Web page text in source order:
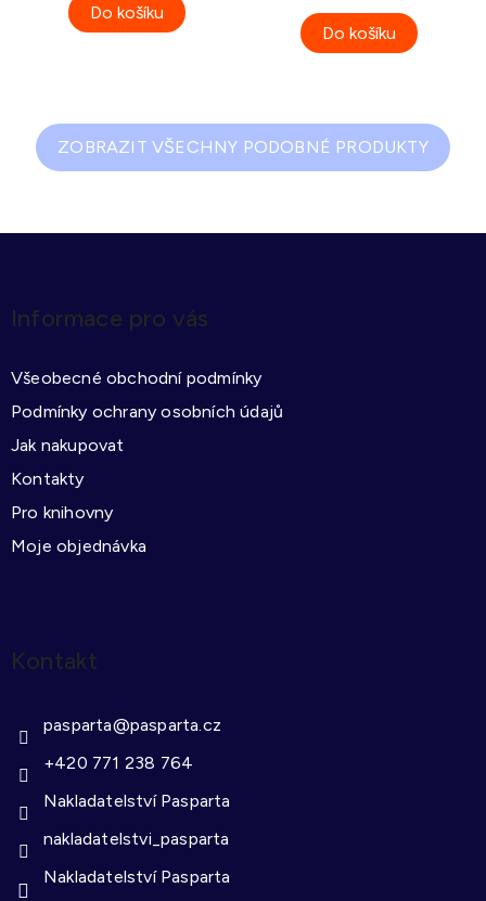
Do košíku
Do košíku
ZOBRAZIT VŠECHNY PODOBNÉ PRODUKTY
aInformace pro vás
Všeobecné obchodní podmínky
Podmínky ochrany osobních údajů
Jak nakupovat
Kontakty
Pro knihovny
Moje objednávka
Kontakt
pasparta@pasparta.cz
+420 771 238 764
Nakladatelství Pasparta
nakladatelstvi_pasparta
Nakladatelství Pasparta